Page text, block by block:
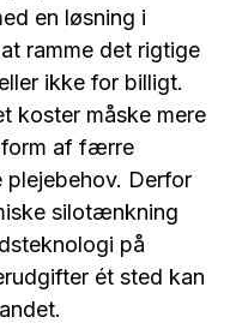
en løsning i
ramme det rigtige
ikke for billigt.
koster måske mere
form af færre
plejebehov. Derfor
silotænkning
på
ét sted kan